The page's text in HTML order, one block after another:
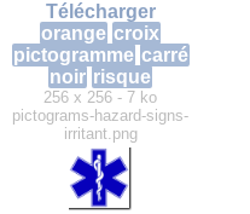
Télécharger
orange croix
pictogramme carré
noir risque
256 x 256 - 7 ko
pictograms-hazard-signs-
irritant.png